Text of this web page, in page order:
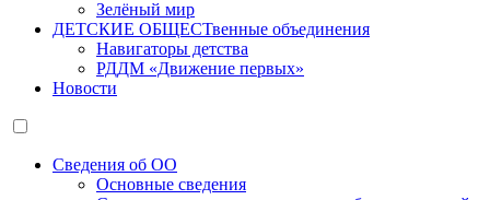
Зелёный мир
ДЕТСКИЕ ОБЩЕСТвенные объединения
Навигаторы детства
РДДМ «Движение первых»
Новости
Сведения об ОО
Основные сведения